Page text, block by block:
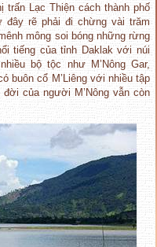
trấn Lạc Thiện cách thành phố
đây rẽ phải đi chừng vài trăm
mông soi bóng những rừng
tiếng của tỉnh Daklak với núi
bộ tộc như M’Nông Gar,
buôn cổ M’Liêng với nhiều tập
của người M’Nông vẫn còn